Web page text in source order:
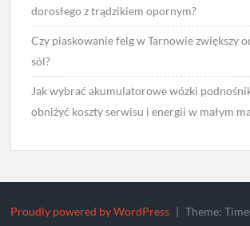
dorosłego z trądzikiem opornym?
Czy piaskowanie felg w Tarnowie zwiększy
sól?
Jak wybrać akumulatorowe wózki
obniżyć koszty serwisu i energii w małym
Proudly powered by WordPress | Theme: